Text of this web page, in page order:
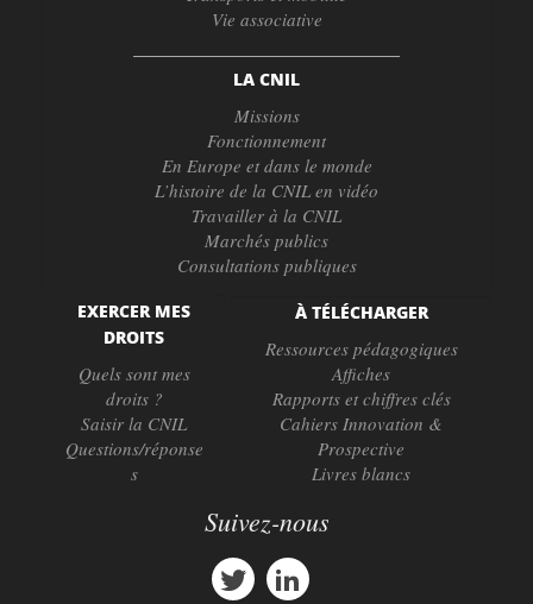
Vie associative
LA CNIL
Missions
Fonctionnement
En Europe et dans le monde
L’histoire de la CNIL en vidéo
Travailler à la CNIL
Marchés publics
Consultations publiques
EXERCER MES
DROITS
Quels sont mes
droits ?
Saisir la CNIL
Questions/réponse
s
À TÉLÉCHARGER
Ressources pédagogiques
Affiches
Rapports et chiffres clés
Cahiers Innovation &
Prospective
Livres blancs
Suivez-nous